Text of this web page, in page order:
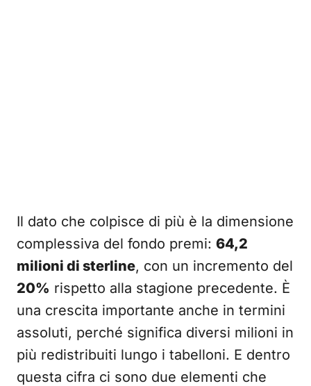
Il dato che colpisce di più è la dimensione
complessiva del fondo premi: 64,2
milioni di sterline, con un incremento del
20% rispetto alla stagione precedente. È
una crescita importante anche in termini
assoluti, perché significa diversi milioni in
più redistribuiti lungo i tabelloni. E dentro
questa cifra ci sono due elementi che